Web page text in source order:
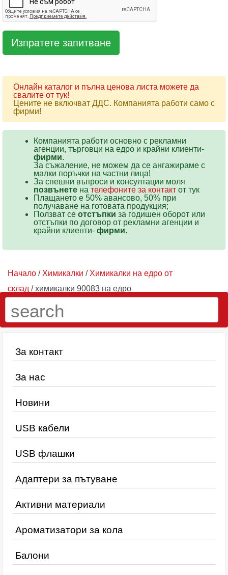
Онлайн каталог и пълна ценова листа можете да
свалите от тук!
Цените не включват ДДС. Компанията работи само с
фирми!
Компанията работи основно с рекламни
агенции, търговци на едро и крайни клиенти-
фирми.
За съжаление, не можем да се ангажираме с
малки поръчки на частни лица!
За спешни въпроси и консултации моля
позвънете на телефоните за контакт от тук
Плащането е 50% авансово, 50% при
получаване на готовата продукция;
Ползват се отстъпки за годишен оборот или
отстъпки по договор от рекламни агенции и
крайни клиенти- фирми.
Начало / Химикалки / Химикалки на едро от
склад / химикалки 90083 на едро
За контакт
За нас
Новини
USB кабели
USB флашки
Адаптери за пътуване
Активни материали
Ароматизатори за кола
Балони